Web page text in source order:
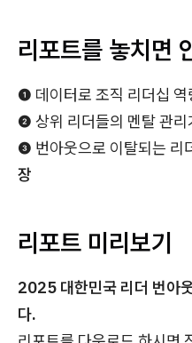
리포트를 놓치면
❶ 데이터로 조직 리더십 역
❷ 상위 리더들의 멘탈 관리
❸ 번아웃으로 이탈되는 리
장
리포트 미리보기
2025 대한민국 리더 번아
다.